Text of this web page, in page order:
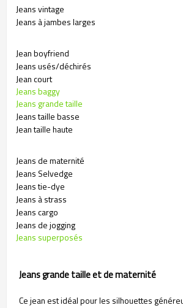
Jeans vintage
Jeans à jambes larges
Jean boyfriend
Jeans usés/déchirés
Jean court
Jeans baggy
Jeans grande taille
Jeans taille basse
Jean taille haute
Jeans de maternité
Jeans Selvedge
Jeans tie-dye
Jeans à strass
Jeans cargo
Jeans de jogging
Jeans superposés
Jeans grande taille et de maternité
Ce jean est idéal pour les silhouettes